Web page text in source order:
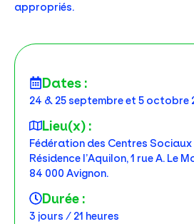
appropriés.
Dates :
24 & 25 septembre et 5 octobre
Lieu(x) :
Fédération des Centres Sociaux
Résidence l’Aquilon, 1 rue A. Le
84 000 Avignon.
Durée :
3 jours / 21 heures